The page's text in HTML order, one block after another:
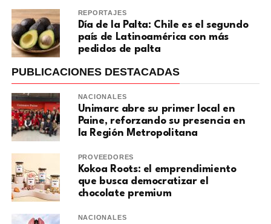
REPORTAJES
Día de la Palta: Chile es el segundo
país de Latinoamérica con más
pedidos de palta
PUBLICACIONES DESTACADAS
NACIONALES
Unimarc abre su primer local en
Paine, reforzando su presencia en
la Región Metropolitana
PROVEEDORES
Kokoa Roots: el emprendimiento
que busca democratizar el
chocolate premium
NACIONALES